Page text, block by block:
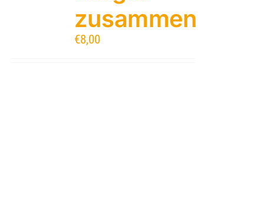
zusammen
€8,00